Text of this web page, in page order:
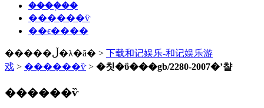
����֤��
������ѷ
��ϵ����
�����ڵ�λ�ã� > 下载和记娱乐-和记娱乐游
戏 > ������ѷ> �칫�ΰ���gb/2280-2007�ʼ챨
������ѷ